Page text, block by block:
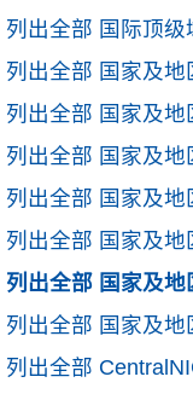
列出全部 国际顶级
列出全部 国家及
列出全部 国家及
列出全部 国家及
列出全部 国家及
列出全部 国家及
列出全部 国家及
列出全部 国家及
列出全部